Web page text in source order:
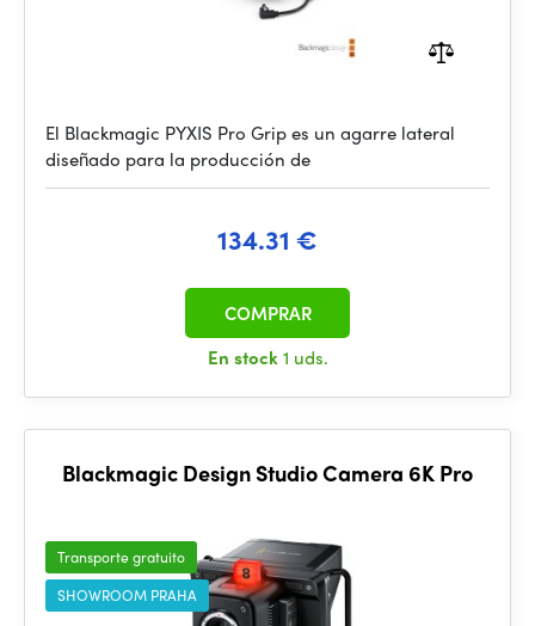
El Blackmagic PYXIS Pro Grip es un agarre lateral
diseñado para la producción de
134.31 €
En stock1 uds.
COMPRAR
Blackmagic Design Studio Camera 6K Pro
Transporte gratuito
SHOWROOM PRAHA